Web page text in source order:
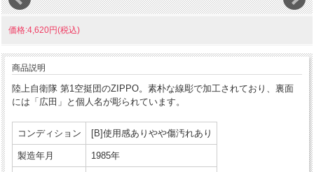
価格:4,620円(税込)
商品説明
陸上自衛隊 第1空挺団のZIPPO。素朴な線彫で加工されており、裏面
には「広田」と個人名が彫られています。
コンディション [B]使用感ありやや傷汚れあり
製造年月 1985年